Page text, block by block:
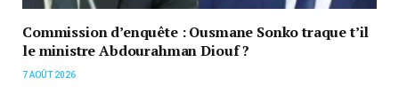
Commission d’enquête : Ousmane Sonko traque t’il
le ministre Abdourahman Diouf ?
7 AOÛT 2026